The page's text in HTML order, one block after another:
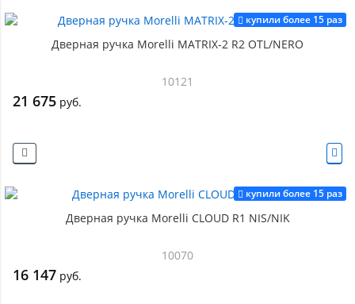
купили более 15 раз
Дверная ручка Morelli MATRIX-2 R2 OTL/NERO
10121
21 675 руб.
купили более 15 раз
Дверная ручка Morelli CLOUD R1 NIS/NIK
10070
16 147 руб.